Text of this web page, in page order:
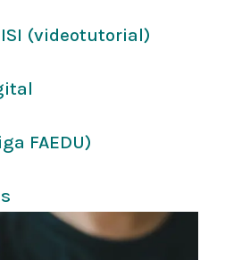
(videotutorial)
FAEDU)